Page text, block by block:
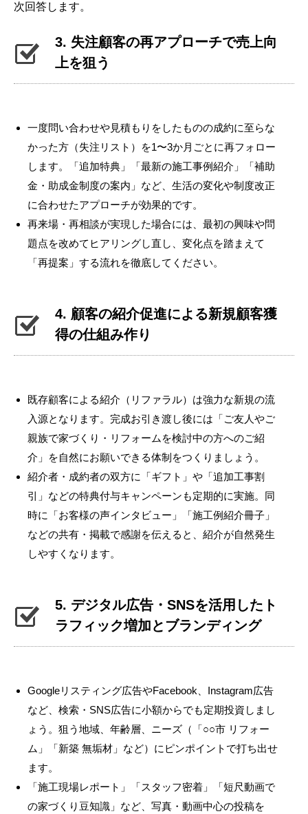
次回答します。
3. 失注顧客の再アプローチで売上向
上を狙う
一度問い合わせや見積もりをしたものの成約に至らな
かった方（失注リスト）を1〜3か月ごとに再フォロー
します。「追加特典」「最新の施工事例紹介」「補助
金・助成金制度の案内」など、生活の変化や制度改正
に合わせたアプローチが効果的です。
再来場・再相談が実現した場合には、最初の興味や問
題点を改めてヒアリングし直し、変化点を踏まえて
「再提案」する流れを徹底してください。
4. 顧客の紹介促進による新規顧客獲
得の仕組み作り
既存顧客による紹介（リファラル）は強力な新規の流
入源となります。完成お引き渡し後には「ご友人やご
親族で家づくり・リフォームを検討中の方へのご紹
介」を自然にお願いできる体制をつくりましょう。
紹介者・成約者の双方に「ギフト」や「追加工事割
引」などの特典付与キャンペーンも定期的に実施。同
時に「お客様の声インタビュー」「施工例紹介冊子」
などの共有・掲載で感謝を伝えると、紹介が自然発生
しやすくなります。
5. デジタル広告・SNSを活用したト
ラフィック増加とブランディング
Googleリスティング広告やFacebook、Instagram広告
など、検索・SNS広告に小額からでも定期投資しまし
ょう。狙う地域、年齢層、ニーズ（「○○市 リフォー
ム」「新築 無垢材」など）にピンポイントで打ち出せ
ます。
「施工現場レポート」「スタッフ密着」「短尺動画で
の家づくり豆知識」など、写真・動画中心の投稿を